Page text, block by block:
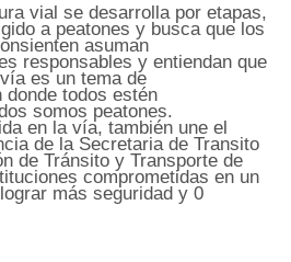
vial se desarrolla por etapas,
a peatones y busca que los
asuman
responsables y entiendan que
es un tema de
donde todos estén
somos peatones.
en la vía, también une el
de la Secretaria de Transito
de Tránsito y Transporte de
comprometidas en un
más seguridad y 0